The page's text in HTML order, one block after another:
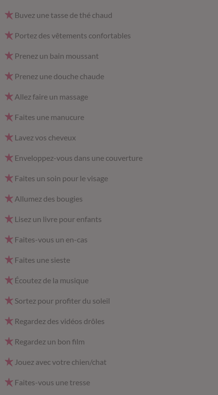
Buvez une tasse de thé chaud
Portez des vêtements confortables
Prenez un bain moussant
Prenez une douche chaude
Allez faire un massage
Faites une manucure
Lavez vos cheveux
Enveloppez-vous dans une couverture
Faites un soin pour le visage
Allumez des bougies
Lisez un livre pour enfants
Faites-vous un en-cas
Faites une sieste
Écoutez de la musique
Sortez pour profiter du soleil
Regardez des vidéos drôles
Regardez un bon film
Jouez avec votre chien/chat
Faites-vous une tresse